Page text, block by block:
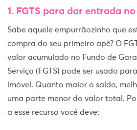
1. FGTS para dar entrada
Sabe aquele empurrãozinho que
compra do seu primeiro apê? O
valor acumulado no Fundo de
Serviço (FGTS) pode ser usado
imóvel. Quanto maior o saldo,
uma parte menor do valor total.
a esse recurso você deve: